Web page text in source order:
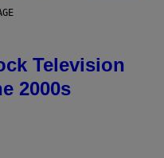
Television
2000s